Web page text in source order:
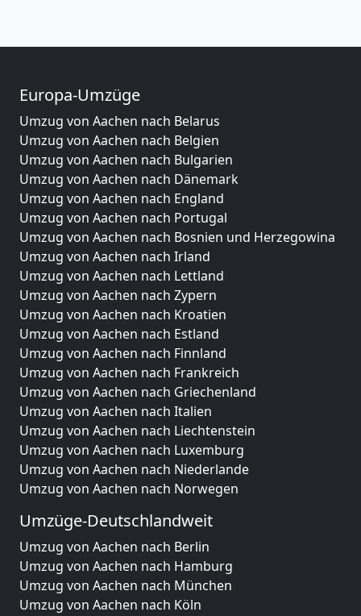
Europa-Umzüge
Umzug von Aachen nach Belarus
Umzug von Aachen nach Belgien
Umzug von Aachen nach Bulgarien
Umzug von Aachen nach Dänemark
Umzug von Aachen nach England
Umzug von Aachen nach Portugal
Umzug von Aachen nach Bosnien und Herzegowina
Umzug von Aachen nach Irland
Umzug von Aachen nach Lettland
Umzug von Aachen nach Zypern
Umzug von Aachen nach Kroatien
Umzug von Aachen nach Estland
Umzug von Aachen nach Finnland
Umzug von Aachen nach Frankreich
Umzug von Aachen nach Griechenland
Umzug von Aachen nach Italien
Umzug von Aachen nach Liechtenstein
Umzug von Aachen nach Luxemburg
Umzug von Aachen nach Niederlande
Umzug von Aachen nach Norwegen
Umzüge-Deutschlandweit
Umzug von Aachen nach Berlin
Umzug von Aachen nach Hamburg
Umzug von Aachen nach München
Umzug von Aachen nach Köln